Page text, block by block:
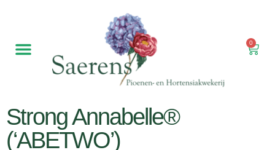
0
Strong Annabelle®
(‘ABETWO’)